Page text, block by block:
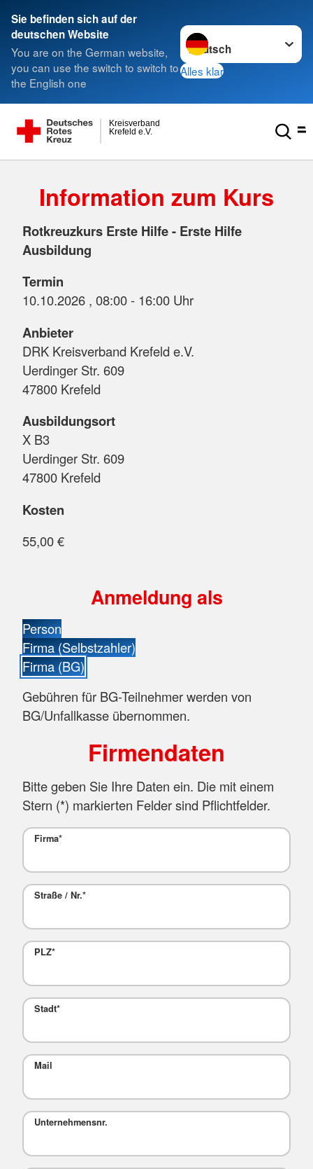
Sie befinden sich auf der
deutschen Website
You are on the German website,
you can use the switch to switch to
the English one
Sprache wechseln zu
Alles klar
Krefeld e.V.
Kreisverband
Information zum Kurs
Rotkreuzkurs Erste Hilfe - Erste Hilfe
Ausbildung
Termin
10.10.2026 , 08:00 - 16:00 Uhr
Anbieter
DRK Kreisverband Krefeld e.V.
Uerdinger Str. 609
47800 Krefeld
Ausbildungsort
X B3
Uerdinger Str. 609
47800 Krefeld
Kosten
55,00 €
Anmeldung als
Person
Firma (Selbstzahler)
Firma (BG)
Gebühren für BG-Teilnehmer werden von
BG/Unfallkasse übernommen.
Firmendaten
Bitte geben Sie Ihre Daten ein. Die mit einem
Stern (*) markierten Felder sind Pflichtfelder.
Firma*
Straße / Nr.*
PLZ*
Stadt*
Mail
Unternehmensnr.